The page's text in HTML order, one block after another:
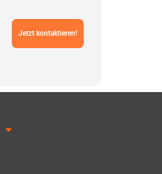
Jetzt kontaktieren!